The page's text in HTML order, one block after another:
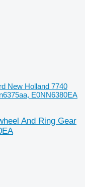
New Holland 7740
E0NN6380EA
And Ring Gear